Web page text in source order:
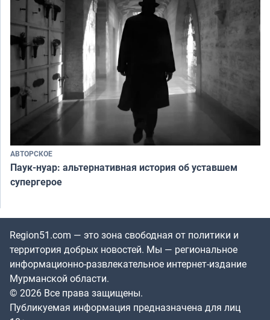
АВТОРСКОЕ
Паук-нуар: альтернативная история об уставшем
супергерое
Region51.com — это зона свободная от политики и
территория добрых новостей. Мы — региональное
информационно-развлекательное интернет-издание
Мурманской области.
© 2026 Все права защищены.
Публикуемая информация предназначена для лиц